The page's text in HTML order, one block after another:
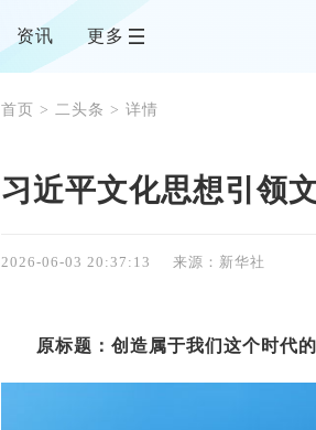
资讯 更多
首页 > 二头条 > 详情
习近平文化思想引领
2026-06-03 20:37:13 来源：新华社
原标题：创造属于我们这个时代